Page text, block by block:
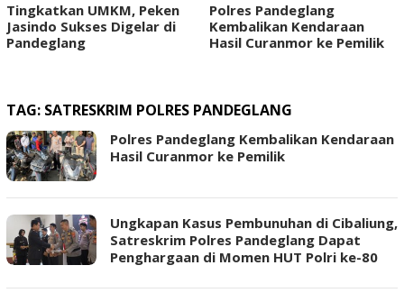
Tingkatkan UMKM, Peken
Jasindo Sukses Digelar di
Pandeglang
‎Polres Pandeglang
Kembalikan Kendaraan
Hasil Curanmor ke Pemilik ‎ ‎
TAG: SATRESKRIM POLRES PANDEGLANG
‎Polres Pandeglang Kembalikan Kendaraan
Hasil Curanmor ke Pemilik ‎ ‎
‎Ungkapan Kasus Pembunuhan di Cibaliung,
Satreskrim Polres Pandeglang Dapat
Penghargaan di Momen HUT Polri ke-80